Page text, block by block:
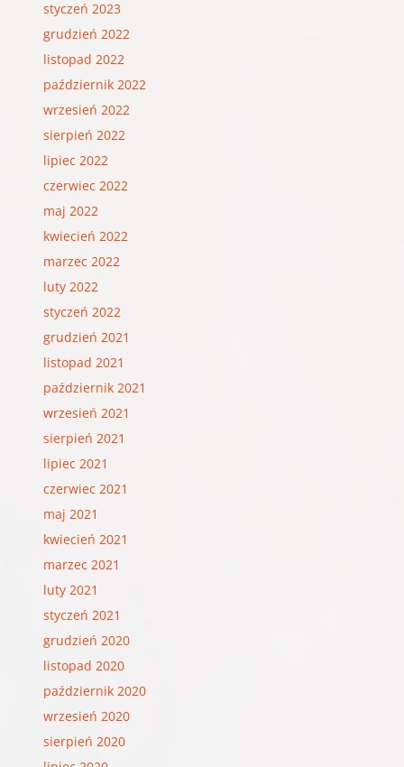
styczeń 2023
grudzień 2022
listopad 2022
październik 2022
wrzesień 2022
sierpień 2022
lipiec 2022
czerwiec 2022
maj 2022
kwiecień 2022
marzec 2022
luty 2022
styczeń 2022
grudzień 2021
listopad 2021
październik 2021
wrzesień 2021
sierpień 2021
lipiec 2021
czerwiec 2021
maj 2021
kwiecień 2021
marzec 2021
luty 2021
styczeń 2021
grudzień 2020
listopad 2020
październik 2020
wrzesień 2020
sierpień 2020